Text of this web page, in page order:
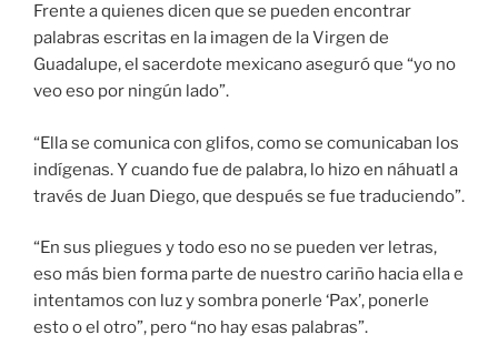
Frente a quienes dicen que se pueden encontrar
palabras escritas en la imagen de la Virgen de
Guadalupe, el sacerdote mexicano aseguró que “yo no
veo eso por ningún lado”.
“Ella se comunica con glifos, como se comunicaban los
indígenas. Y cuando fue de palabra, lo hizo en náhuatl a
través de Juan Diego, que después se fue traduciendo”.
“En sus pliegues y todo eso no se pueden ver letras,
eso más bien forma parte de nuestro cariño hacia ella e
intentamos con luz y sombra ponerle ‘Pax’, ponerle
esto o el otro”, pero “no hay esas palabras”.